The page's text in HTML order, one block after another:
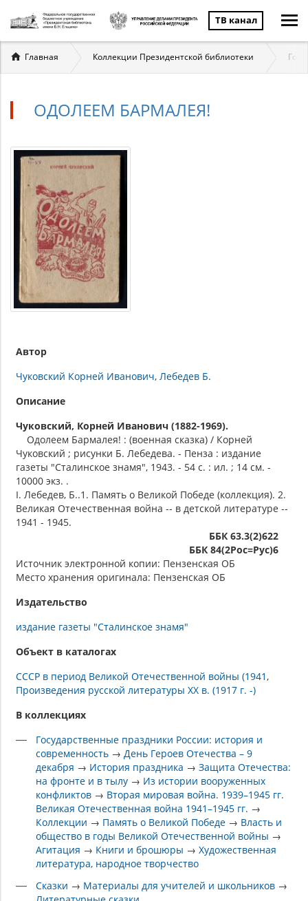
ТВ канал
Вы
здесь
Главная Коллекции Президентской библиотеки
ОДОЛЕЕМ БАРМАЛЕЯ!
Автор
Чуковский Корней Иванович Лебедев Б.
Описание
Чуковский, Корней Иванович (1882-1969).
Одолеем Бармалея! : (военная сказка) / Корней
Чуковский ; рисунки Б. Лебедева. - Пенза : издание
газеты "Сталинское знамя", 1943. - 54 с. : ил. ; 14 см. -
10000 экз. .
I. Лебедев, Б..1. Память о Великой Победе (коллекция). 2.
Великая Отечественная война -- в детской литературе --
1941 - 1945.
ББК 63.3(2)622
ББК 84(2Рос=Рус)6
Источник электронной копии: Пензенская ОБ
Место хранения оригинала: Пензенская ОБ
Издательство
издание газеты "Сталинское знамя"
Объект в каталогах
СССР в период Великой Отечественной войны (1941
Произведения русской литературы XX в. (1917 г. -)
В коллекциях
Государственные праздники России: история и
современность →День Героев Отечества – 9
декабря → История праздника →Защита Отечества:
на фронте и в тылу → Из истории вооруженных
конфликтов → Вторая мировая война. 1939–1945 гг.
Великая Отечественная война 1941–1945 гг. →
Коллекции → Память о Великой Победе → Власть и
общество в годы Великой Отечественной войны →
Агитация → Книги и брошюры →Художественная
литература, народное творчество
Сказки → Материалы для учителей и школьников →